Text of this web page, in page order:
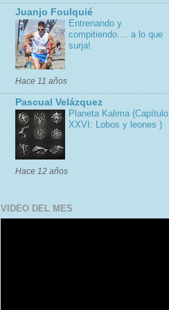
Juanjo Foulquié
Entrenando y
compitiendo.... a lo que
surja!
Hace 11 años
Pascual Velázquez
Planeta Kalima (Capítulo
XXVI: Lobos y leones )
Hace 12 años
VIDEO DEL MES